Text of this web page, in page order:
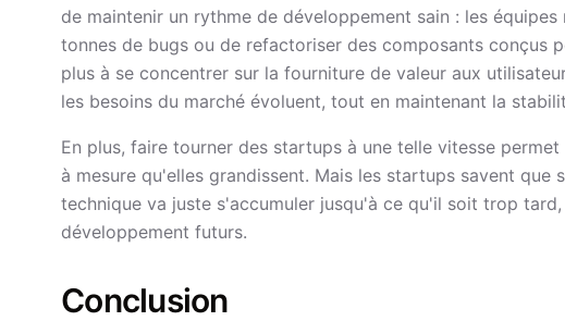
de maintenir un rythme de développement sain : les
tonnes de bugs ou de refactoriser des composants conçus
plus à se concentrer sur la fourniture de valeur aux
les besoins du marché évoluent, tout en maintenant la
En plus, faire tourner des startups à une telle vitesse
à mesure qu'elles grandissent. Mais les startups savent
technique va juste s'accumuler jusqu'à ce qu'il soit trop
développement futurs.
Conclusion